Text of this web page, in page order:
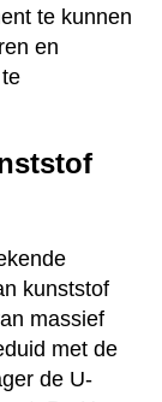
te kunnen
en
kunststof
massief
met de
de U-